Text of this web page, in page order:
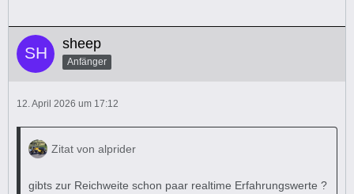
sheep
Anfänger
12. April 2026 um 17:12
Zitat von alprider
gibts zur Reichweite schon paar realtime Erfahrungswerte ?